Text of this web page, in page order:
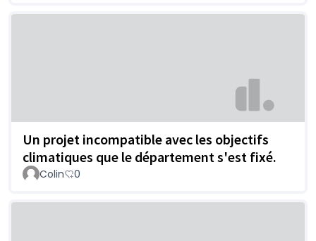
Un projet incompatible avec les objectifs
climatiques que le département s'est fixé.
Colin 0